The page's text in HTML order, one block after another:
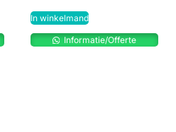
In winkelmand
Informatie/Offerte